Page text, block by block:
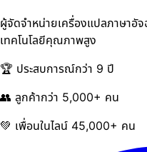
ผู้จัดจำหน่ายเครื่องแปลภาษาอั
เทคโนโลยีคุณภาพสูง
🏆 ประสบการณ์กว่า 9 ปี
👥 ลูกค้ากว่า 5,000+ คน
💚 เพื่อนในไลน์ 45,000+ คน